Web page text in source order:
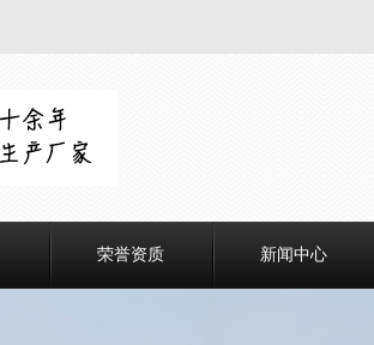
荣誉资质 新闻中心